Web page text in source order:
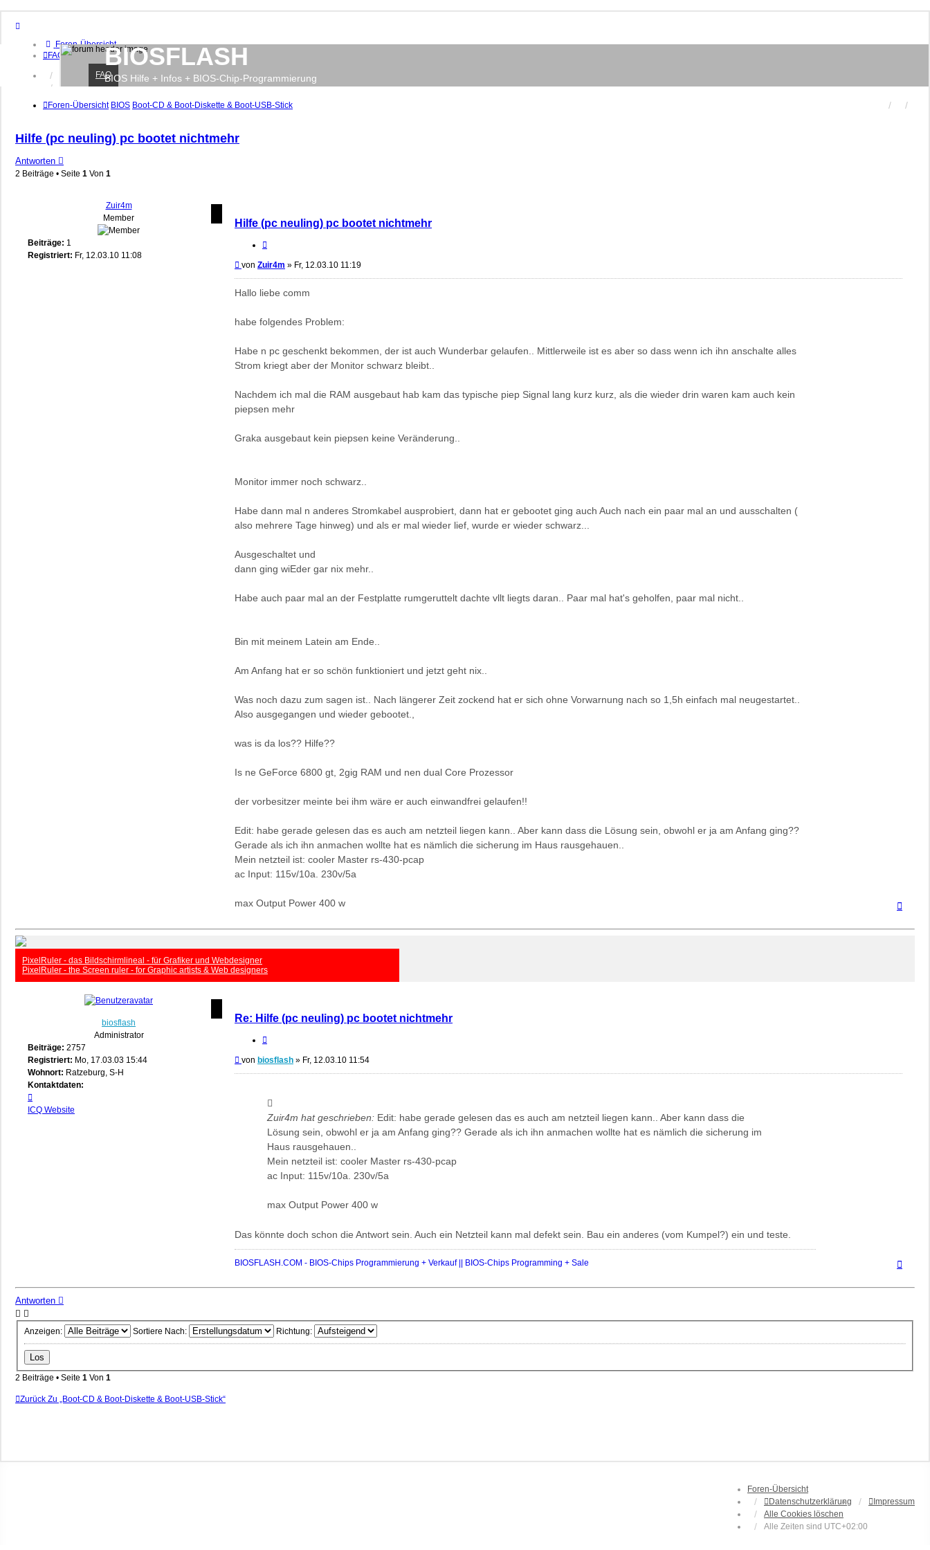
Foren-Übersicht
FAQ
Anmelden
Registrieren
BIOSFLASH
BIOS Hilfe + Infos + BIOS-Chip-Programmierung
FAQ
Foren-Übersicht BIOS Boot-CD & Boot-Diskette & Boot-USB-Stick
Hilfe (pc neuling) pc bootet nichtmehr
Antworten
2 Beiträge • Seite 1 Von 1
Zuir4m
Member
Beiträge: 1
Registriert: Fr, 12.03.10 11:08
Hilfe (pc neuling) pc bootet nichtmehr
Beitrag
von Zuir4m » Fr, 12.03.10 11:19
Hallo liebe comm
habe folgendes Problem:
Habe n pc geschenkt bekommen, der ist auch Wunderbar gelaufen.. Mittlerweile ist es aber so dass wenn ich ihn anschalte alles
Strom kriegt aber der Monitor schwarz bleibt..
Nachdem ich mal die RAM ausgebaut hab kam das typische piep Signal lang kurz kurz, als die wieder drin waren kam auch kein
piepsen mehr
Graka ausgebaut kein piepsen keine Veränderung..
Monitor immer noch schwarz..
Habe dann mal n anderes Stromkabel ausprobiert, dann hat er gebootet ging auch Auch nach ein paar mal an und ausschalten (
also mehrere Tage hinweg) und als er mal wieder lief, wurde er wieder schwarz...
Ausgeschaltet und
dann ging wiEder gar nix mehr..
Habe auch paar mal an der Festplatte rumgeruttelt dachte vllt liegts daran.. Paar mal hat's geholfen, paar mal nicht..
Bin mit meinem Latein am Ende..
Am Anfang hat er so schön funktioniert und jetzt geht nix..
Was noch dazu zum sagen ist.. Nach längerer Zeit zockend hat er sich ohne Vorwarnung nach so 1,5h einfach mal neugestartet..
Also ausgegangen und wieder gebootet.,
was is da los?? Hilfe??
Is ne GeForce 6800 gt, 2gig RAM und nen dual Core Prozessor
der vorbesitzer meinte bei ihm wäre er auch einwandfrei gelaufen!!
Edit: habe gerade gelesen das es auch am netzteil liegen kann.. Aber kann dass die Lösung sein, obwohl er ja am Anfang ging??
Gerade als ich ihn anmachen wollte hat es nämlich die sicherung im Haus rausgehauen..
Mein netzteil ist: cooler Master rs-430-pcap
ac Input: 115v/10a. 230v/5a
max Output Power 400 w
PixelRuler - das Bildschirmlineal - für Grafiker und Webdesigner
PixelRuler - the Screen ruler - for Graphic artists & Web designers
biosflash
Administrator
Beiträge: 2757
Registriert: Mo, 17.03.03 15:44
Wohnort: Ratzeburg, S-H
Kontaktdaten:
von
ICQ Website
Re: Hilfe (pc neuling) pc bootet nichtmehr
Beitrag
von biosflash » Fr, 12.03.10 11:54
Zuir4m hat geschrieben: Edit: habe gerade gelesen das es auch am netzteil liegen kann.. Aber kann dass die
Lösung sein, obwohl er ja am Anfang ging?? Gerade als ich ihn anmachen wollte hat es nämlich die sicherung im
Haus rausgehauen..
Mein netzteil ist: cooler Master rs-430-pcap
ac Input: 115v/10a. 230v/5a
max Output Power 400 w
Das könnte doch schon die Antwort sein. Auch ein Netzteil kann mal defekt sein. Bau ein anderes (vom Kumpel?) ein und teste.
BIOSFLASH.COM - BIOS-Chips Programmierung + Verkauf || BIOS-Chips Programming + Sale
Antworten
Anzeigen: Sortiere Nach: Richtung:
2 Beiträge • Seite 1 Von 1
Zurück Zu „Boot-CD & Boot-Diskette & Boot-USB-Stick“
Foren-Übersicht
Datenschutzerklärung
Impressum
Alle Cookies löschen
Alle Zeiten sind UTC+02:00